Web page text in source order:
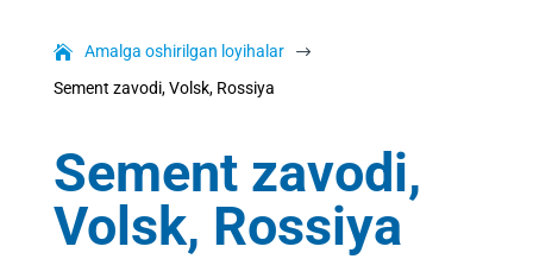
Amalga oshirilgan loyihalar $
Sement zavodi, Volsk, Rossiya
Sement zavodi,
Volsk, Rossiya